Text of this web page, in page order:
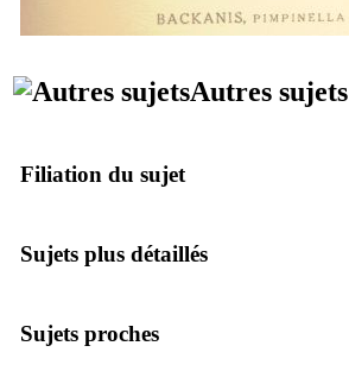
Autres sujets
Filiation du sujet
Sujets plus détaillés
Sujets proches